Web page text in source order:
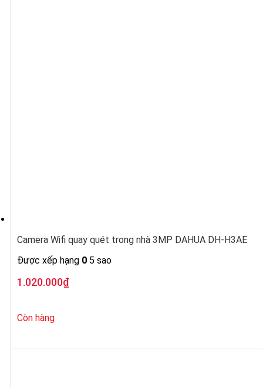
Camera Wifi quay quét trong nhà 3MP DAHUA DH-H3AE
Được xếp hạng 0 5 sao
1.020.000₫
Còn hàng